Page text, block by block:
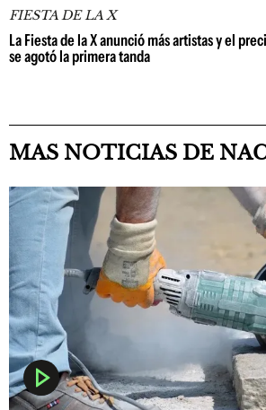
FIESTA DE LA X
La Fiesta de la X anunció más artistas y el
se agotó la primera tanda
MAS NOTICIAS DE